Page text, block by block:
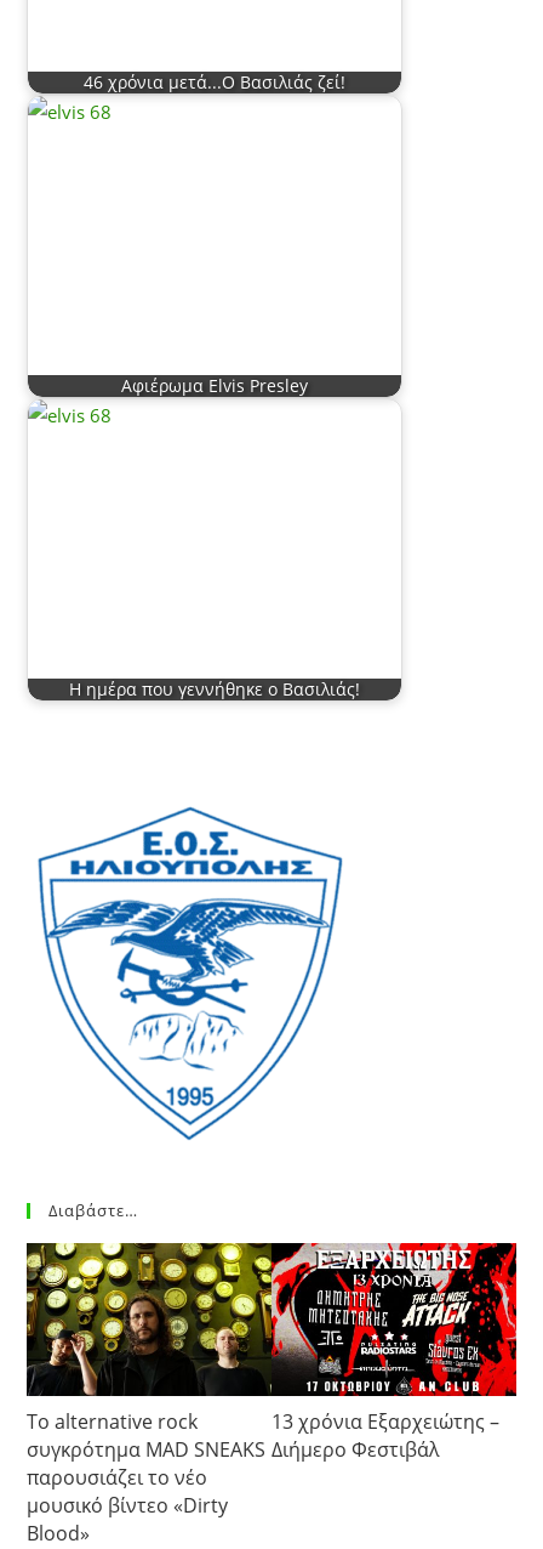
46 χρόνια μετά...Ο Βασιλιάς ζεί!
Αφιέρωμα Elvis Presley
Η ημέρα που γεννήθηκε ο Βασιλιάς!
Διαβάστε…
Το alternative rock
συγκρότημα MAD SNEAKS
παρουσιάζει το νέο
μουσικό βίντεο «Dirty
Blood»
13 χρόνια Εξαρχειώτης –
Διήμερο Φεστιβάλ